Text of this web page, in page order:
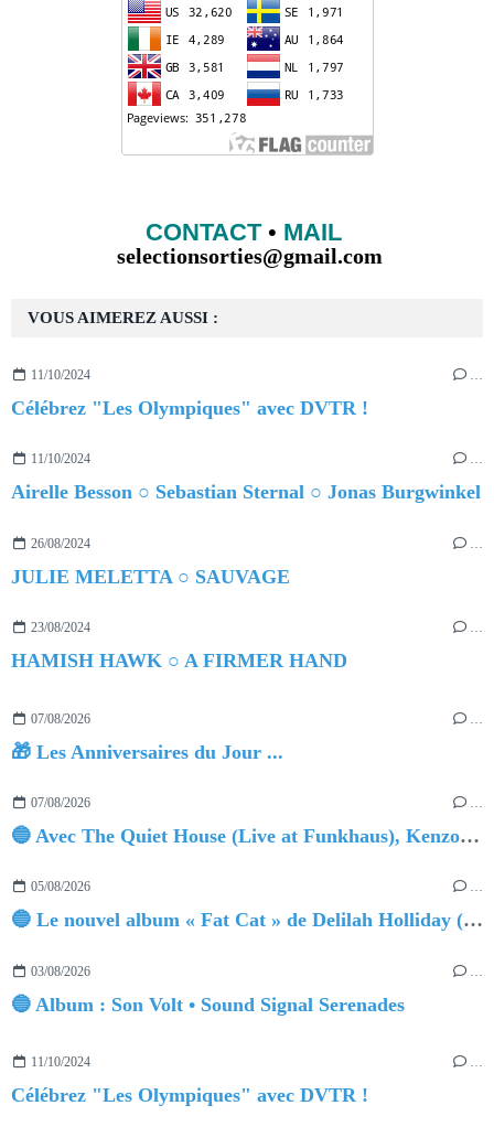
VOUS AIMEREZ AUSSI :
11/10/2024 …
Célébrez "Les Olympiques" avec DVTR !
11/10/2024 …
Airelle Besson ○ Sebastian Sternal ○ Jonas Burgwinkel
26/08/2024 …
JULIE MELETTA ○ SAUVAGE
23/08/2024 …
HAMISH HAWK ○ A FIRMER HAND
07/08/2026
🎁 Les Anniversaires du Jour ...
07/08/2026 …
🔵 Avec The Quiet House (Live at Funkhaus), Kenzo Zurzolo livre une performance aussi intense qu'envoûtante.
05/08/2026 …
🔵 Le nouvel album « Fat Cat » de Delilah Holliday (sortie le 30 Octobre 2026)
03/08/2026
🔵 Album : Son Volt • Sound Signal Serenades
11/10/2024 …
Célébrez "Les Olympiques" avec DVTR !
CONTACT• MAIL
selectionsorties@gmail.com